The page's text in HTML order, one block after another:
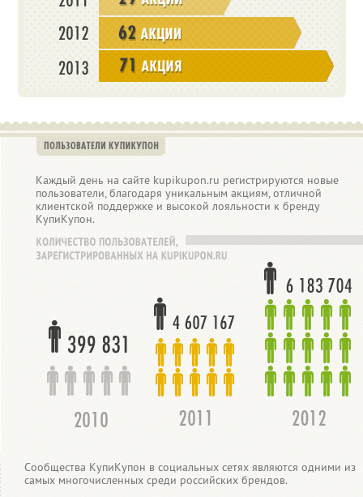
Каждый день на сайте kupikupon.ru регистрируются новые
пользователи, благодаря уникальным акциям, отличной
клиентской поддержке и высокой лояльности к бренду
КупиКупон.
Сообщества КупиКупон в социальных сетях являются одними из
самых многочисленных среди российских брендов.